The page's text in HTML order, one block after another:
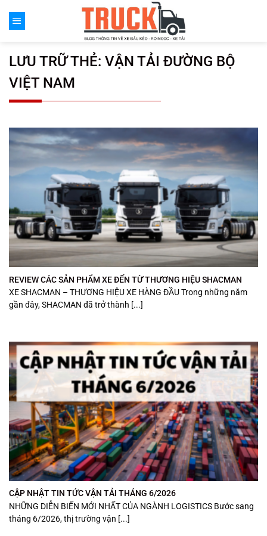
đến
LƯU TRỮ THẺ: VẬN TẢI ĐƯỜNG BỘ
VIỆT NAM
REVIEW CÁC SẢN PHẨM XE ĐẾN TỪ THƯƠNG HIỆU SHACMAN
XE SHACMAN – THƯƠNG HIỆU XE HÀNG ĐẦU Trong những năm
gần đây, SHACMAN đã trở thành [...]
CẬP NHẬT TIN TỨC VẬN TẢI THÁNG 6/2026
NHỮNG DIỄN BIẾN MỚI NHẤT CỦA NGÀNH LOGISTICS Bước sang
tháng 6/2026, thị trường vận [...]